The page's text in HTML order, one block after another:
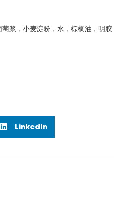
浆，小麦淀粉，水，棕榈油，明胶
LinkedIn